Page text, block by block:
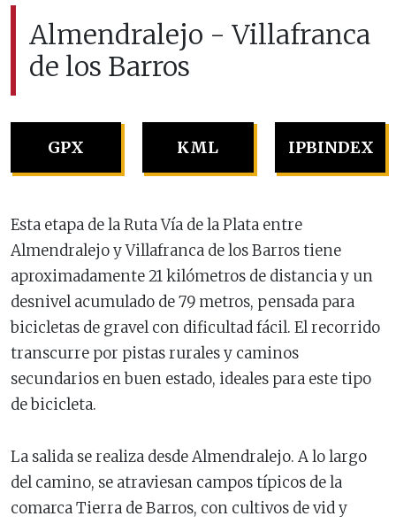
Almendralejo - Villafranca
de los Barros
GPX KML IPBINDEX
Esta etapa de la Ruta Vía de la Plata entre
Almendralejo y Villafranca de los Barros tiene
aproximadamente 21 kilómetros de distancia y un
desnivel acumulado de 79 metros, pensada para
bicicletas de gravel con dificultad fácil. El recorrido
transcurre por pistas rurales y caminos
secundarios en buen estado, ideales para este tipo
de bicicleta.
La salida se realiza desde Almendralejo. A lo largo
del camino, se atraviesan campos típicos de la
comarca Tierra de Barros, con cultivos de vid y